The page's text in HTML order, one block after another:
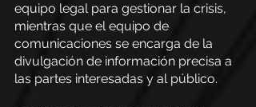
equipo legal para gestionar la crisis,
mientras que el equipo de
comunicaciones se encarga de la
divulgación de información precisa a
las partes interesadas y al público.